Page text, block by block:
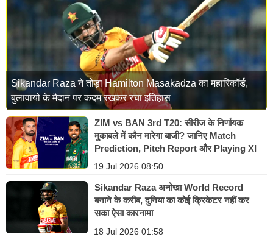
Sikandar Raza ने तोड़ा Hamilton Masakadza का महारिकॉर्ड,
बुलावायो के मैदान पर कदम रखकर रचा इतिहास
ZIM vs BAN 3rd T20: सीरीज के निर्णायक
मुकाबले में कौन मारेगा बाजी? जानिए Match
Prediction, Pitch Report और Playing XI
19 Jul 2026 08:50
Sikandar Raza अनोखा World Record
बनाने के करीब, दुनिया का कोई क्रिकेटर नहीं कर
सका ऐसा कारनामा
18 Jul 2026 01:58